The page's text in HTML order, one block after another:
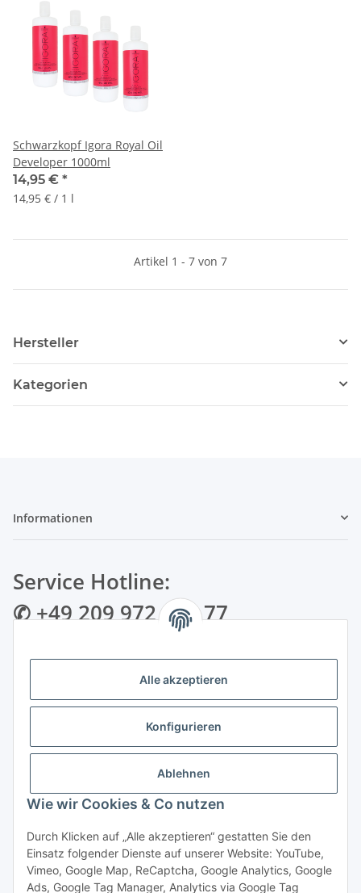
Alle akzeptieren
Konfigurieren
Ablehnen
Wie wir Cookies & Co nutzen
Durch Klicken auf „Alle akzeptieren“ gestatten Sie den
Einsatz folgender Dienste auf unserer Website: YouTube,
Vimeo, Google Map, ReCaptcha, Google Analytics, Google
Ads, Google Tag Manager, Analytics via Google Tag
Schwarzkopf Igora Royal Oil
Developer 1000ml
14,95 € *
14,95 € / 1 l
Artikel 1 - 7 von 7
Hersteller
Kategorien
Informationen
Service Hotline:
✆ +49 209 972 995 77
Gewerkenstraße 34 | 45881 Gelsenkirchen
Zahlungsarten
Vertrag widerrufen